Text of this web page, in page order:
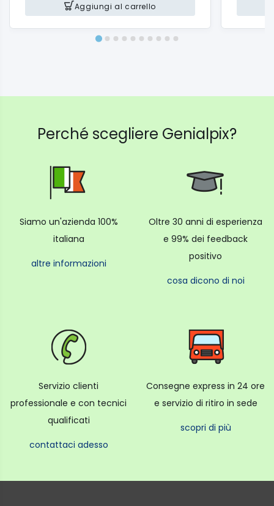
Aggiungi al carrello
Perché scegliere Genialpix?
Siamo un'azienda 100%
italiana
altre informazioni
Oltre 30 anni di esperienza
e 99% dei feedback
positivo
cosa dicono di noi
Servizio clienti
professionale e con tecnici
qualificati
contattaci adesso
Consegne express in 24 ore
e servizio di ritiro in sede
scopri di più